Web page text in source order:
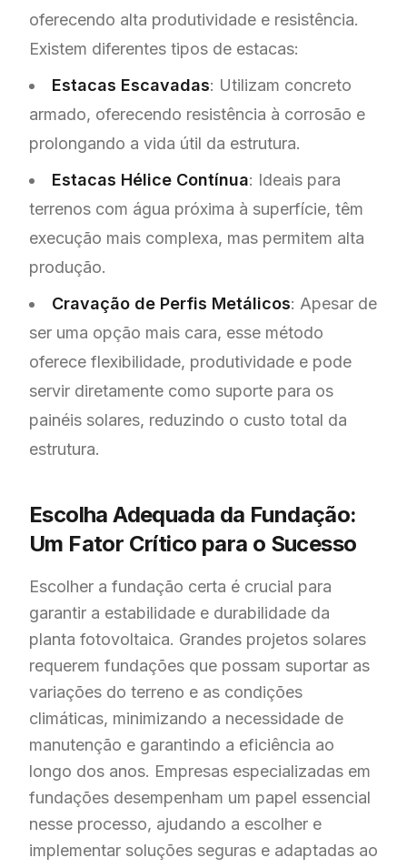
oferecendo alta produtividade e resistência.
Existem diferentes tipos de estacas:
Estacas Escavadas: Utilizam concreto
armado, oferecendo resistência à corrosão e
prolongando a vida útil da estrutura.
Estacas Hélice Contínua: Ideais para
terrenos com água próxima à superfície, têm
execução mais complexa, mas permitem alta
produção.
Cravação de Perfis Metálicos: Apesar de
ser uma opção mais cara, esse método
oferece flexibilidade, produtividade e pode
servir diretamente como suporte para os
painéis solares, reduzindo o custo total da
estrutura.
Escolha Adequada da Fundação:
Um Fator Crítico para o Sucesso
Escolher a fundação certa é crucial para
garantir a estabilidade e durabilidade da
planta fotovoltaica. Grandes projetos solares
requerem fundações que possam suportar as
variações do terreno e as condições
climáticas, minimizando a necessidade de
manutenção e garantindo a eficiência ao
longo dos anos. Empresas especializadas em
fundações desempenham um papel essencial
nesse processo, ajudando a escolher e
implementar soluções seguras e adaptadas ao